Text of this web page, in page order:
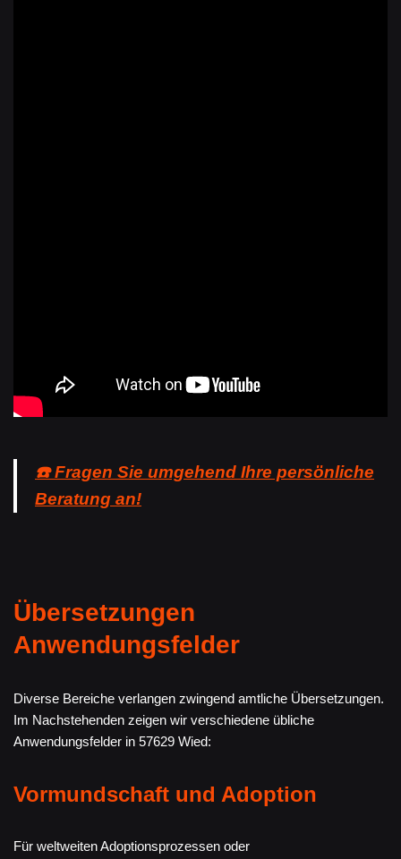
☎️ Fragen Sie umgehend Ihre persönliche
Beratung an!
Übersetzungen
Anwendungsfelder
Diverse Bereiche verlangen zwingend amtliche Übersetzungen.
Im Nachstehenden zeigen wir verschiedene übliche
Anwendungsfelder in 57629 Wied:
Vormundschaft und Adoption
Für weltweiten Adoptionsprozessen oder